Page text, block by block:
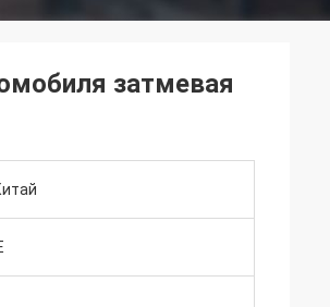
затмевая